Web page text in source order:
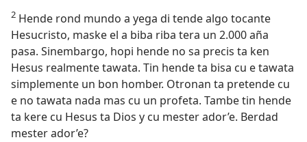
2 Hende rond mundo a yega di tende algo tocante
Hesucristo, maske el a biba riba tera un 2.000 aña
pasa. Sinembargo, hopi hende no sa precis ta ken
Hesus realmente tawata. Tin hende ta bisa cu e tawata
simplemente un bon homber. Otronan ta pretende cu
e no tawata nada mas cu un profeta. Tambe tin hende
ta kere cu Hesus ta Dios y cu mester ador’e. Berdad
mester ador’e?